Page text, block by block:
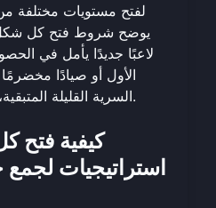
لفتح مستويات مختلفة
يوضح شروط فتح كل
لاعبًا جديدًا يأمل في
الأول أو صيادًا
السرية القليلة المتبقية، فإن هذا الدليل يغطيك.
كيفية فتح
استراتيجيات لجمع